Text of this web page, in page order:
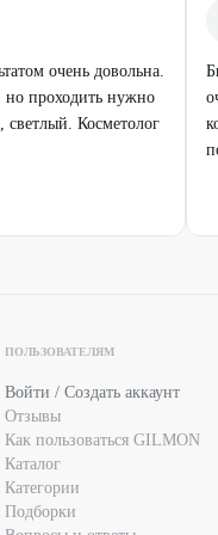
74%
очень довольна.
но проходить нужно
Косметолог
ПОЛЬЗОВАТЕЛЯМ
Войти / Создать аккаунт
Отзывы
Как пользоваться GILMON
Каталог
Категории
Подборки